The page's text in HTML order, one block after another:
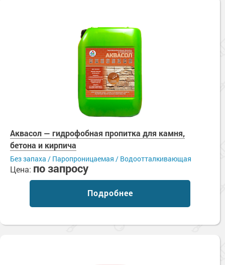
Аквасол — гидрофобная пропитка для камня,
бетона и кирпича
Без запаха / Паропроницаемая / Водоотталкивающая
Цена: по запросу
Подробнее